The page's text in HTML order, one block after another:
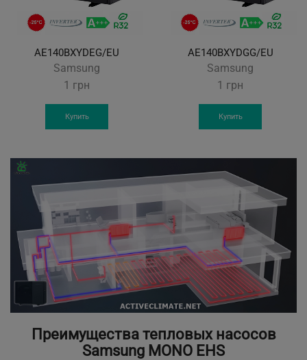
AE140BXYDEG/EU
Samsung
1 грн
Купить
AE140BXYDGG/EU
Samsung
1 грн
Купить
Преимущества тепловых насосов
Samsung MONO EHS